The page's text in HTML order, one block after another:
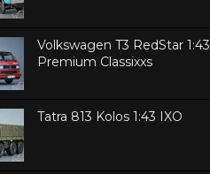
Volkswagen T3 RedStar 1:43
Premium Classixxs
Tatra 813 Kolos 1:43 IXO